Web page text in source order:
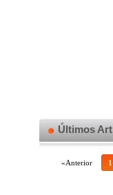
Últimos
«Anterior 1